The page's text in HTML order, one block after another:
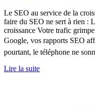
Le SEO au service de la
faire du SEO ne sert à rien :
croissance Votre trafic
Google, vos rapports SEO
pourtant, le téléphone ne
Lire la suite